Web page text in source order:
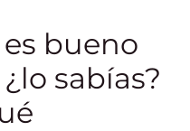
bueno
sabías?